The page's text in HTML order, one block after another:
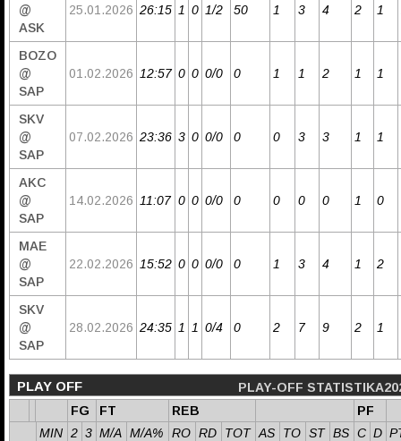
@
ASK
25.01.2026 26:15 1 0 1/2 50 1 3 4 2 1
BOZO
@
SAP
01.02.2026 12:57 0 0 0/0 0 1 1 2 1 1
SKV
@
SAP
07.02.2026 23:36 3 0 0/0 0 0 3 3 1 1
AKC
@
SAP
14.02.2026 11:07 0 0 0/0 0 0 0 0 1 0
MAE
@
SAP
22.02.2026 15:52 0 0 0/0 0 1 3 4 1 2
SKV
@
SAP
28.02.2026 24:35 1 1 0/4 0 2 7 9 2 1
PLAY OFF
PLAY-OFF
FG
FT REB
PF
MIN 2 3 M/A M/A% RO RD TOT AS TO ST BS C D